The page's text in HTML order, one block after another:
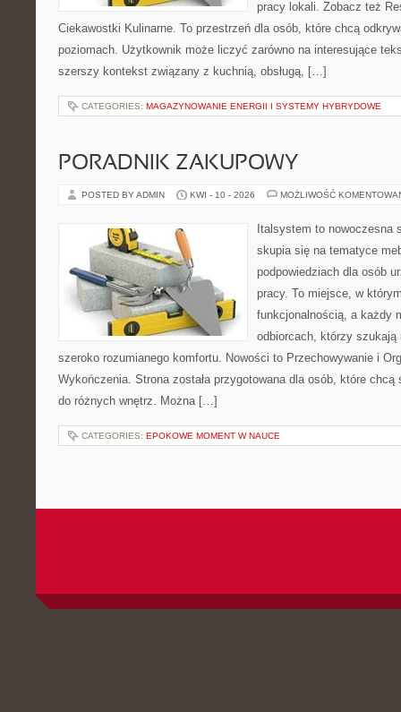
pracy lokali. Zobacz też
Ciekawostki Kulinarne. To przestrzeń dla osób, które chcą
poziomach. Użytkownik może liczyć zarówno na interesujące
szerszy kontekst związany z kuchnią, obsługą, […]
CATEGORIES: MAGAZYNOWANIE ENERGII I SYSTEMY HYBRYDOWE
PORADNIK ZAKUPOWY
POSTED BY ADMIN KWI - 10 - 2026 MOŻLIWOŚĆ
Italsystem to nowoczesna
skupia się na tematyce
podpowiedziach dla osób
pracy. To miejsce, w
funkcjonalnością, a każdy
odbiorcach, którzy
szeroko rozumianego komfortu. Nowości to Przechowywanie i
Wykończenia. Strona została przygotowana dla osób, które chcą
do różnych wnętrz. Można […]
CATEGORIES: EPOKOWE MOMENT W NAUCE